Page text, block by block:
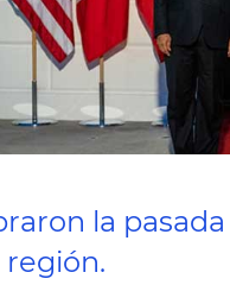
la